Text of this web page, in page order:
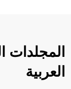
المجلدات
العربية